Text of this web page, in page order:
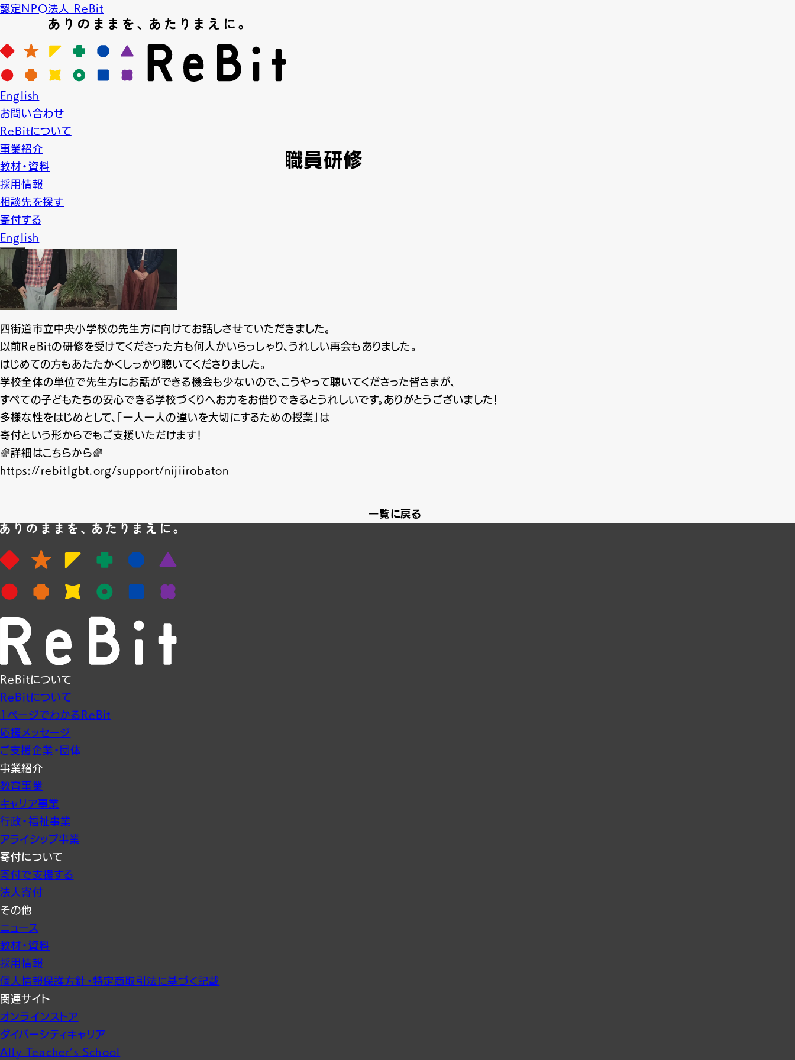
認定NPO法人 ReBit
English
お問い合わせ
ReBitについて
事業紹介
教材・資料
採用情報
相談先を探す
寄付する
English
News
ニュース
2019.11.7
【研修】四街道市立中央小学校 教職員研修
四街道市立中央小学校の先生方に向けてお話しさせていただきました。
以前ReBitの研修を受けてくださった方も何人かいらっしゃり、うれしい再会もありました。
はじめての方もあたたかくしっかり聴いてくださりました。
学校全体の単位で先生方にお話ができる機会も少ないので、こうやって聴いてくださった皆さまが、
すべての子どもたちの安心できる学校づくりへお力をお借りできるとうれしいです。ありがとうございました！
多様な性をはじめとして、「一人一人の違いを大切にするための授業」は
寄付という形からでもご支援いただけます！
🌈詳細はこちらから🌈
https://rebitlgbt.org/support/nijiirobaton
一覧に戻る
ReBitについて
ReBitについて
1ページでわかるReBit
応援メッセージ
ご支援企業・団体
事業紹介
教育事業
キャリア事業
行政・福祉事業
アライシップ事業
寄付について
寄付で支援する
法人寄付
その他
ニュース
教材・資料
採用情報
個人情報保護方針・特定商取引法に基づく記載
関連サイト
オンラインストア
ダイバーシティキャリア
Ally Teacher’s School